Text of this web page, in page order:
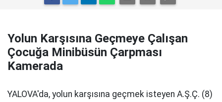
Yolun Karşısına Geçmeye Çalışan
Çocuğa Minibüsün Çarpması
Kamerada
YALOVA'da, yolun karşısına geçmek isteyen A.Ş.Ç. (8)